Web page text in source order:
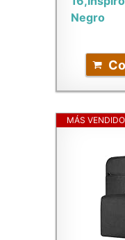
Negro
MÁS